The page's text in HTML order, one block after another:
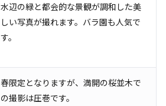
水辺の緑と都会的な景観が調和した美
しい写真が撮れます。バラ園も人気で
す。
春限定となりますが、満開の桜並木で
の撮影は圧巻です。